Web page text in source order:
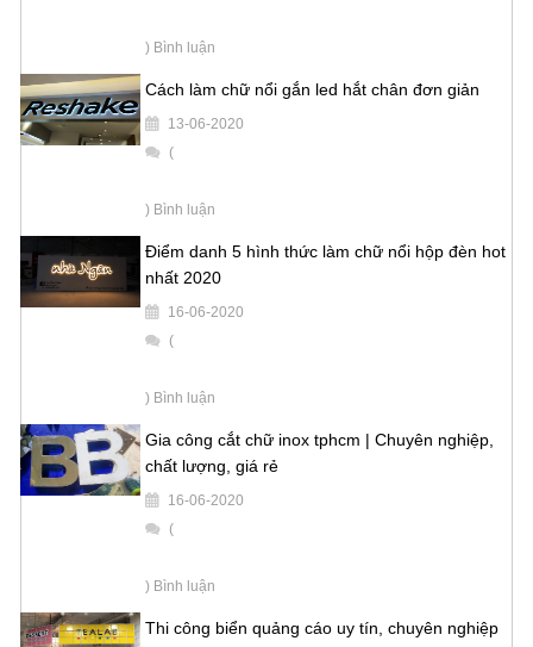
) Bình luận
Cách làm chữ nổi gắn led hắt chân đơn giản
13-06-2020
(
) Bình luận
Điểm danh 5 hình thức làm chữ nổi hộp đèn hot
nhất 2020
16-06-2020
(
) Bình luận
Gia công cắt chữ inox tphcm | Chuyên nghiệp,
chất lượng, giá rẻ
16-06-2020
(
) Bình luận
Thi công biển quảng cáo uy tín, chuyên nghiệp